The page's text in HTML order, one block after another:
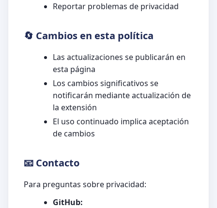
Reportar problemas de privacidad
🔄 Cambios en esta política
Las actualizaciones se publicarán en
esta página
Los cambios significativos se
notificarán mediante actualización de
la extensión
El uso continuado implica aceptación
de cambios
📧 Contacto
Para preguntas sobre privacidad:
GitHub: